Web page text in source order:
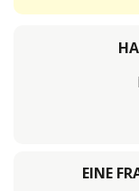
EINE